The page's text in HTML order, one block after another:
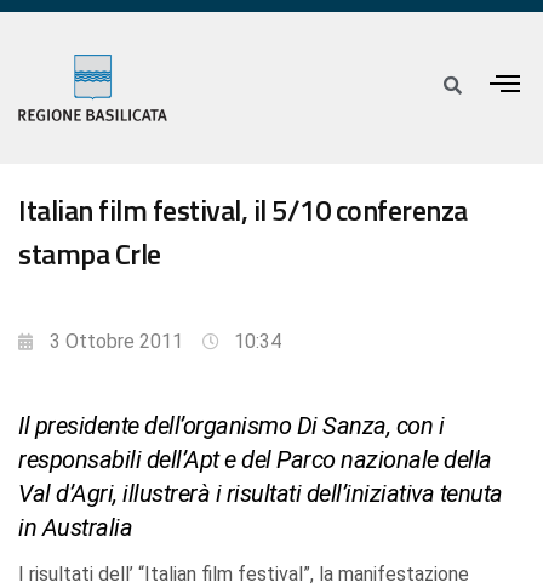
Italian film festival, il 5/10 conferenza
stampa Crle
3 Ottobre 2011 10:34
Il presidente dell’organismo Di Sanza, con i
responsabili dell’Apt e del Parco nazionale della
Val d’Agri, illustrerà i risultati dell’iniziativa tenuta
in Australia
I risultati dell’ “Italian film festival”, la manifestazione